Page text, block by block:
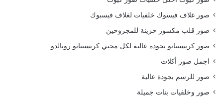
صور غلاف فيسوك خلفيات لغلاف فيسبوك
صور قلب مكسور حزينة للمجروحين
صور كريستيانو بجودة عاليه لكل محبي كريستيانو رونالدو
اجمل صور أكلات
صور للرسم بجودة عالية
صور وخلفيات بنات جميلة